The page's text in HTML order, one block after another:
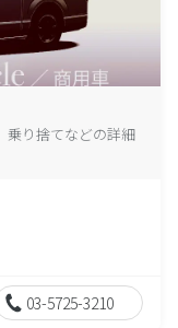
乗り捨てなどの詳細
03-5725-3210